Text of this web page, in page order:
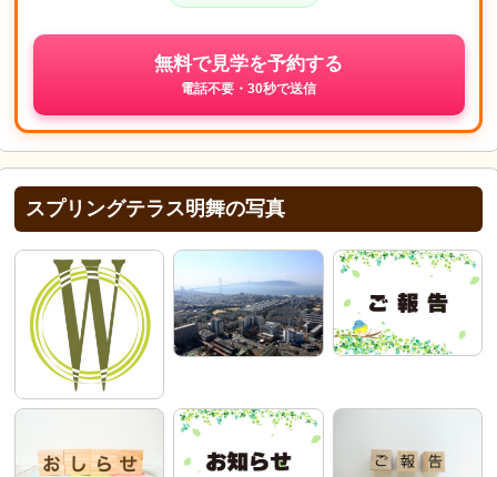
無料で見学を予約する
電話不要・30秒で送信
スプリングテラス明舞の写真